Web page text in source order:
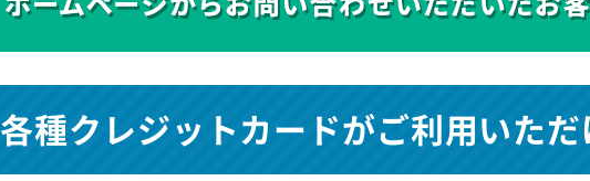
各種クレジットカードがご利用いた